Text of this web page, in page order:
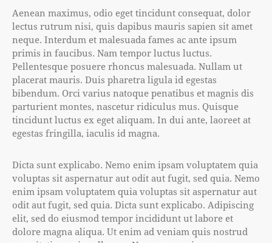
Aenean maximus, odio eget tincidunt consequat, dolor
lectus rutrum nisi, quis dapibus mauris sapien sit amet
neque. Interdum et malesuada fames ac ante ipsum
primis in faucibus. Nam tempor luctus luctus.
Pellentesque posuere rhoncus malesuada. Nullam ut
placerat mauris. Duis pharetra ligula id egestas
bibendum. Orci varius natoque penatibus et magnis dis
parturient montes, nascetur ridiculus mus. Quisque
tincidunt luctus ex eget aliquam. In dui ante, laoreet at
egestas fringilla, iaculis id magna.
Dicta sunt explicabo. Nemo enim ipsam voluptatem quia
voluptas sit aspernatur aut odit aut fugit, sed quia. Nemo
enim ipsam voluptatem quia voluptas sit aspernatur aut
odit aut fugit, sed quia. Dicta sunt explicabo. Adipiscing
elit, sed do eiusmod tempor incididunt ut labore et
dolore magna aliqua. Ut enim ad veniam quis nostrud